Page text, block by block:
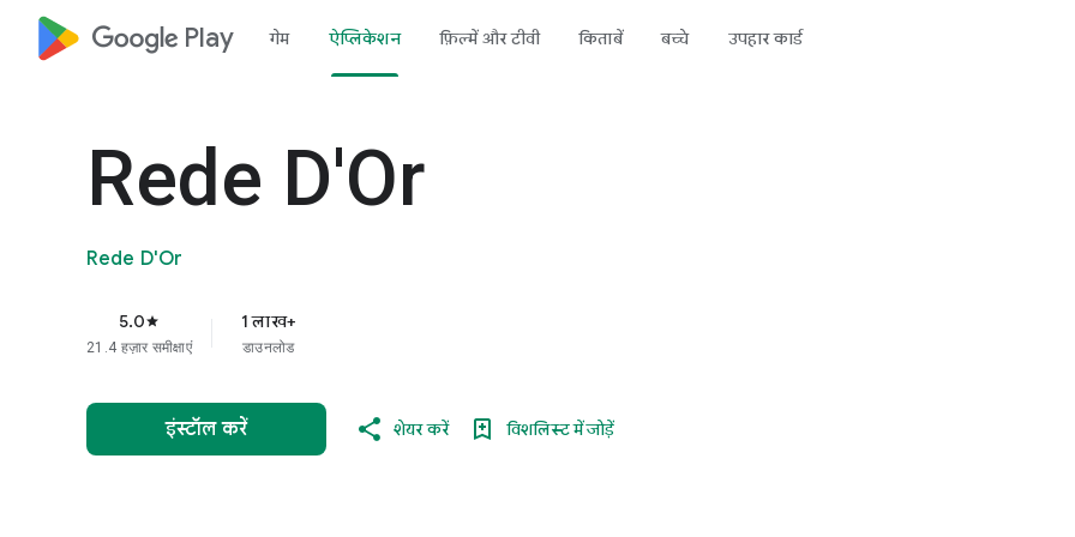
google_logo Play गेम ऐप्लिकेशन फ़िल्में और टीवी किताबें बच्चे उपहार कार्ड
Rede D'Or
Rede D'Or
5.0star
21.4 हज़ार समीक्षाएं
1 लाख+
डाउनलोड
इंस्टॉल करें शेयर करें विशलिस्ट में जोड़ें